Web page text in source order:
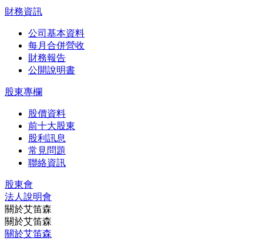
財務資訊
公司基本資料
每月合併營收
財務報告
公開說明書
股東專欄
股價資料
前十大股東
股利訊息
常見問題
聯絡資訊
股東會
法⼈說明會
關於艾笛森
關於艾笛森
關於艾笛森